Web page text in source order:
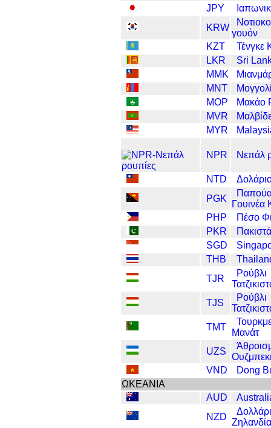
JPY
KRW
γουόν
KZT
Τένγκε
LKR
Sri
MMK
MNT
MOP
Μακάο
MVR
MYR
NPR Νεπάλ
NTD
PGK
Γουινέα
PHP
Πέσο
PKR
SGD
THB
TJR
Ρούβλι
TJS
Ρούβλι
TMT
Μανάτ
UZS
VND
Dong
ΩΚΕΑΝΙΑ
AUD
NZD